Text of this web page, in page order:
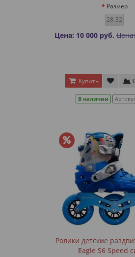
Размер
28-32
Цена: 10 000 руб.
Купить
В наличии
Ролики детские
Eagle S6 Speed